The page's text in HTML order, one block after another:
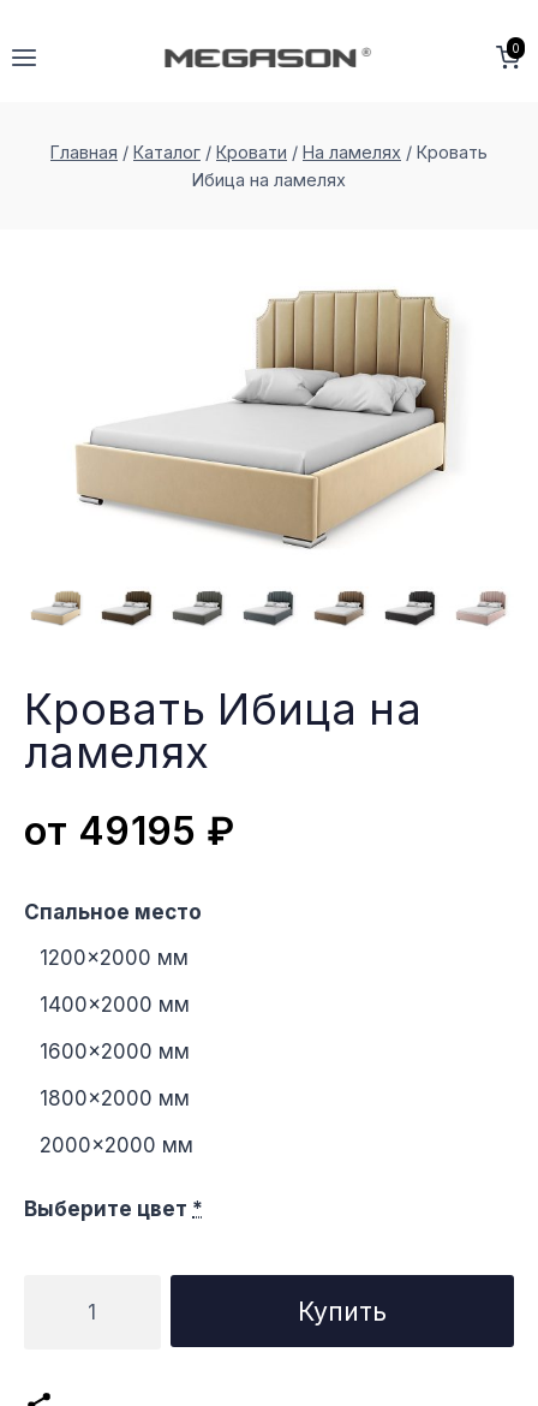
0
Главная / Каталог / Кровати / На ламелях / Кровать
Ибица на ламеляx
Кровать Ибица на
ламеляx
от 49195 ₽
Спальное место
1200×2000 мм
1400×2000 мм
1600×2000 мм
1800×2000 мм
2000×2000 мм
Выберите цвет *
товара
Ибица
Купить